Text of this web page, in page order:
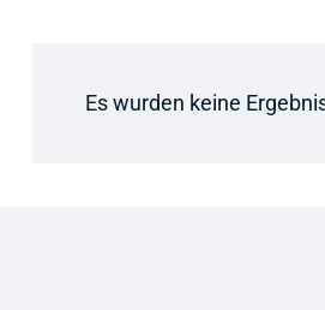
Es wurden keine